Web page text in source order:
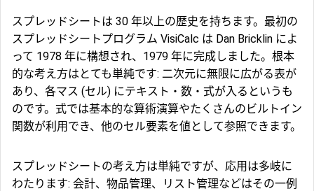
スプレッドシートは 30 年以上の歴史を持ちます。最初の
スプレッドシートプログラム VisiCalc は Dan Bricklin によ
って 1978 年に構想され、1979 年に完成しました。根本
的な考え方はとても単純です: 二次元に無限に広がる表が
あり、各マス (セル) にテキスト・数・式が入るというも
のです。式では基本的な算術演算やたくさんのビルトイン
関数が利用でき、他のセル要素を値として参照できます。
スプレッドシートの考え方は単純ですが、応用は多岐に
わたります: 会計、物品管理、リスト管理などはその一例